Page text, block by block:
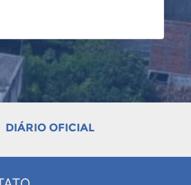
DIÁRIO OFICIAL